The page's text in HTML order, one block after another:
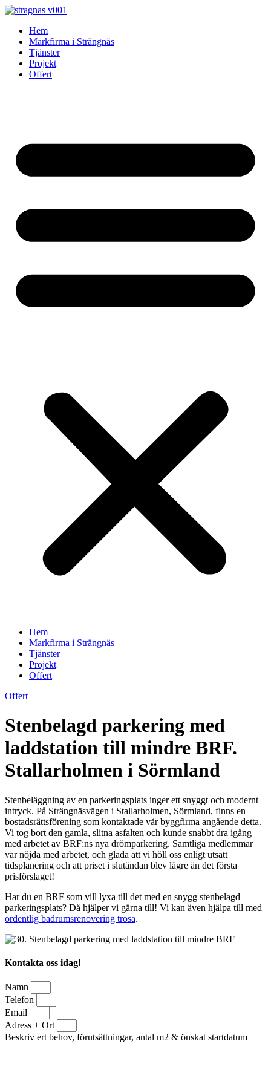
Skip
contentHem
Markfirma i Strängnäs
Tjänster
Projekt
Offert
Hem
Markfirma i Strängnäs
Tjänster
Projekt
Offert
Offert
Stenbelagd parkering med
laddstation till mindre BRF.
Stallarholmen i Sörmland
Stenbeläggning av en parkeringsplats inger ett snyggt och modernt
intryck. På Strängnäsvägen i Stallarholmen, Sörmland, finns en
bostadsrättsförening som kontaktade vår byggfirma angående detta.
Vi tog bort den gamla, slitna asfalten och kunde snabbt dra igång
med arbetet av BRF:ns nya drömparkering. Samtliga medlemmar
var nöjda med arbetet, och glada att vi höll oss enligt utsatt
tidsplanering och att priset i slutändan blev lägre än det första
prisförslaget!
Har du en BRF som vill lyxa till det med en snygg stenbelagd
parkeringsplats? Då hjälper vi gärna till! Vi kan även hjälpa till med
ordentlig badrumsrenovering trosa.
Kontakta oss idag!
Namn
Telefon
Email
Adress + Ort
Beskriv ert behov, förutsättningar, antal m2 & önskat startdatum